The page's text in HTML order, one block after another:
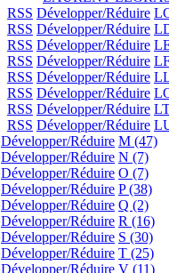
RSS Développer/Réduire
RSS Développer/Réduire
RSS Développer/Réduire
RSS Développer/Réduire
RSS Développer/Réduire
RSS Développer/Réduire
RSS Développer/Réduire
RSS Développer/Réduire
Développer/Réduire M (47)
Développer/Réduire N (7)
Développer/Réduire O (7)
Développer/Réduire P(38)
Développer/Réduire Q (2)
Développer/Réduire R (16)
Développer/Réduire S (30)
Développer/Réduire T (25)
Développer/Réduire V (11)